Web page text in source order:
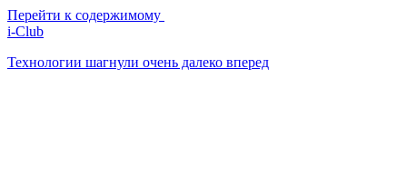
Перейти к содержимому
i-Club
Технологии шагнули очень далеко вперед